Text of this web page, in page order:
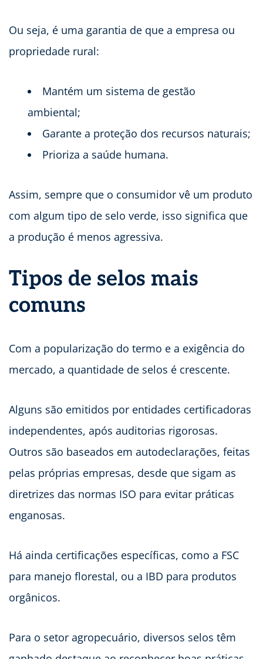
Ou seja, é uma garantia de que a empresa ou
propriedade rural:
Mantém um sistema de gestão
ambiental;
Garante a proteção dos recursos naturais;
Prioriza a saúde humana.
Assim, sempre que o consumidor vê um produto
com algum tipo de selo verde, isso significa que
a produção é menos agressiva.
Tipos de selos mais
comuns
Com a popularização do termo e a exigência do
mercado, a quantidade de selos é crescente.
Alguns são emitidos por entidades certificadoras
independentes, após auditorias rigorosas.
Outros são baseados em autodeclarações, feitas
pelas próprias empresas, desde que sigam as
diretrizes das normas ISO para evitar práticas
enganosas.
Há ainda certificações específicas, como a FSC
para manejo florestal, ou a IBD para produtos
orgânicos.
Para o setor agropecuário, diversos selos têm